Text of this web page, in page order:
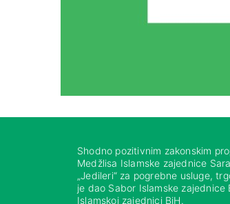
Shodno pozitivnim zakonskim
Medžlisa Islamske zajednice
„Jedileri“ za pogrebne usluge,
je dao Sabor Islamske
Islamskoj zajednici BiH.